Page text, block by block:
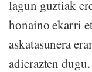
lagun guztiak
honaino ekarri
askatasunera
adierazten